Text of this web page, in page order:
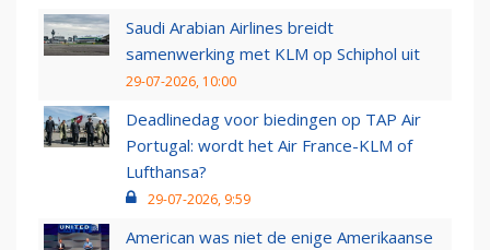
Saudi Arabian Airlines breidt
samenwerking met KLM op Schiphol uit
29-07-2026, 10:00
Deadlinedag voor biedingen op TAP Air
Portugal: wordt het Air France-KLM of
Lufthansa?
29-07-2026, 9:59
American was niet de enige Amerikaanse